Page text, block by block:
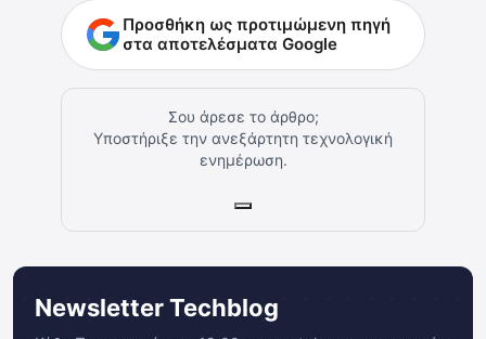
Προσθήκη ως προτιμώμενη πηγή
στα αποτελέσματα Google
Σου άρεσε το άρθρο;
Υποστήριξε την ανεξάρτητη τεχνολογική
ενημέρωση.
Newsletter Techblog